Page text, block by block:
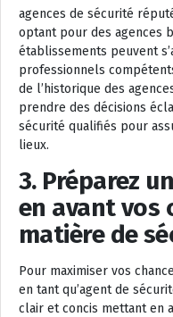
agences de sécurité
optant pour des agences
établissements peuvent
professionnels
de l’historique des
prendre des décisions
sécurité qualifiés pour
lieux.
3. Préparez
en avant vos
matière de
Pour maximiser vos
en tant qu’agent de
clair et concis mettant en